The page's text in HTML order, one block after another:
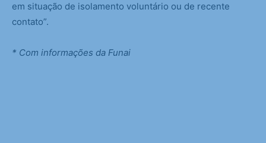
em situação de isolamento voluntário ou de recente
contato”.
* Com informações da Funai